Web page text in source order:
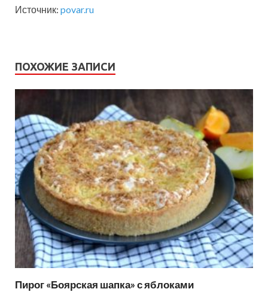
Источник: povar.ru
ПОХОЖИЕ ЗАПИСИ
Пирог «Боярская шапка» с яблоками